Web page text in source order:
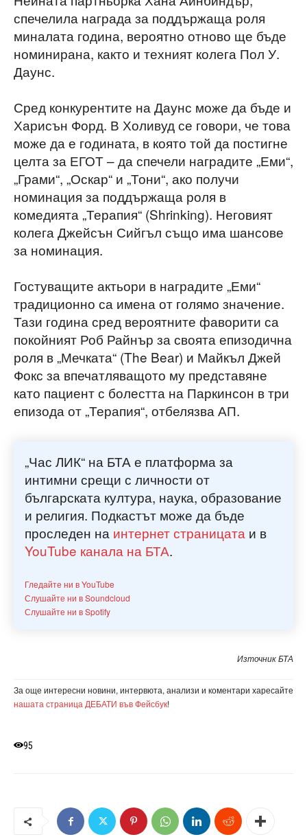
спечелила награда за поддържаща роля
миналата година, вероятно отново ще бъде
номинирана, както и техният колега Пол У.
Даунс.
Сред конкурентите на Даунс може да бъде и
Харисън Форд. В Холивуд се говори, че това
може да е годината, в която той да постигне
целта за ЕГОТ – да спечели наградите „Еми“,
„Грами“, „Оскар“ и „Тони“, ако получи
номинация за поддържаща роля в
комедията „Терапия“ (Shrinking). Неговият
колега Джейсън Сийгъл също има шансове
за номинация.
Гостуващите актьори в наградите „Еми“
традиционно са имена от голямо значение.
Тази година сред вероятните фаворити са
покойният Роб Райнър за своята епизодична
роля в „Мечката“ (The Bear) и Майкъл Джей
Фокс за впечатляващото му представяне
като пациент с болестта на Паркинсон в три
епизода от „Терапия“, отбелязва АП.
„Час ЛИК“ на БТА е платформа за
интимни срещи с личности от
българската култура, наука, образование
и религия. Подкастът може да бъде
проследен на интернет страницата и в
YouTube канала на БТА.
Гледайте ни в YouTube
Слушайте ни в Soundcloud
Слушайте ни в Spotify
Източник БТА
За още интересни новини, интервюта, анализи и коментари харесайте
нашата страница ДЕБАТИ във Фейсбук!
95